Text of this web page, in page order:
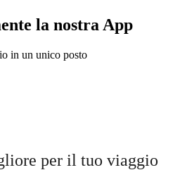
la nostra App
in un unico posto
per il tuo viaggio